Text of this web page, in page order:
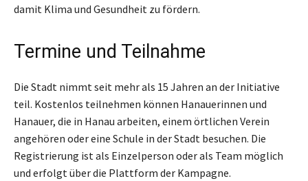
damit Klima und Gesundheit zu fördern.
Termine und Teilnahme
Die Stadt nimmt seit mehr als 15 Jahren an der Initiative
teil. Kostenlos teilnehmen können Hanauerinnen und
Hanauer, die in Hanau arbeiten, einem örtlichen Verein
angehören oder eine Schule in der Stadt besuchen. Die
Registrierung ist als Einzelperson oder als Team möglich
und erfolgt über die Plattform der Kampagne.